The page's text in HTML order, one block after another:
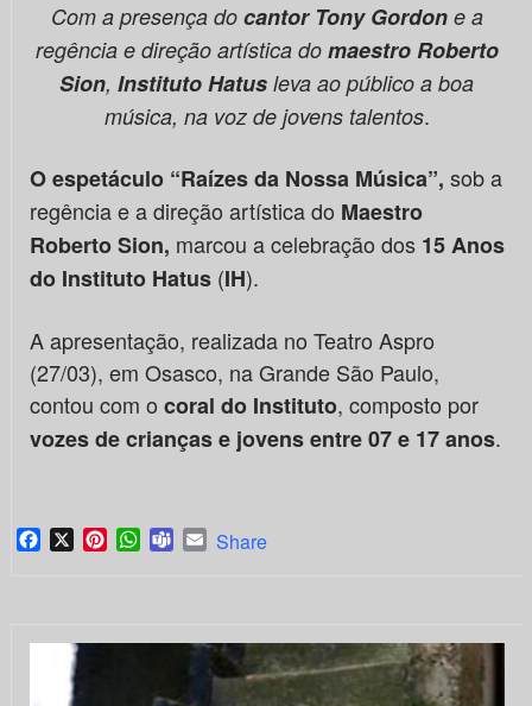
Com a presença do cantor Tony Gordone a
regência e direção artística do maestro Roberto
Sion,Instituto Hatus leva ao público a boa
música, na voz de jovens talentos.
O espetáculo “Raízes da Nossa Música”, sob a
regência e a direção artística do Maestro
Roberto Sion, marcou a celebração dos15 Anos
do Instituto Hatus (IH).
A apresentação, realizada no Teatro Aspro
(27/03), em Osasco, na Grande São Paulo,
contou com o coral do Instituto, composto por
vozes de crianças e jovens entre 07 e 17 anos.
Facebook
X PinterestWhatsApp
TeamsEmail
Share